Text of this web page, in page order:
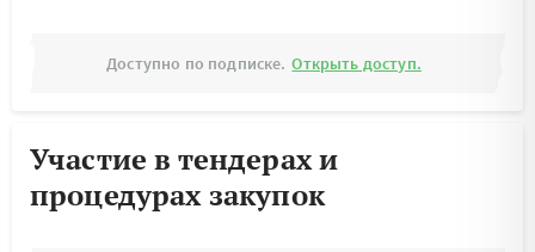
Доступно по подписке. Открыть доступ.
Участие в тендерах и
процедурах закупок